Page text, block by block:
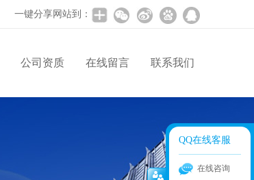
一键分享网站到：
公司资质 在线留言 联系我们
QQ在线客服
在线咨询